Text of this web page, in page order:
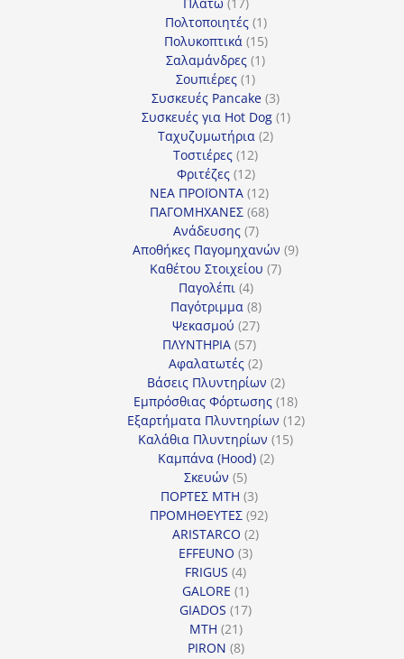
προϊόντα
Πολτοποιητές 11
προϊόν
Πολυκοπτικά 1515
προϊόντα
Σαλαμάνδρες 11
Σουπιέρες 11
προϊόν
Συσκευές Pancake 33
προϊόντα
Συσκευές για Hot Dog 11
Ταχυζυμωτήρια 22
Τοστιέρες 1212
προϊόντα
Φριτέζες 1212
προϊόντα
ΝΕΑ ΠΡΟΪΟΝΤΑ 1212
προϊόντα
ΠΑΓΟΜΗΧΑΝΕΣ 6868
Ανάδευσης 77
προϊόντα
Αποθήκες Παγομηχανών 99
Καθέτου Στοιχείου 77
Παγολέπι 44
προϊόντα
Παγότριμμα 88
προϊόντα
Ψεκασμού 2727
προϊόντα
ΠΛΥΝΤΗΡΙΑ 5757
προϊόντα
Αφαλατωτές 22
προϊόντα
Βάσεις Πλυντηρίων 22
προϊόντα
Εμπρόσθιας Φόρτωσης 1818
προϊόντα
Εξαρτήματα Πλυντηρίων 1212
Καλάθια Πλυντηρίων 1515
Καμπάνα (Hood) 22
Σκευών 55
προϊόντα
ΠΟΡΤΕΣ MTH 33
προϊόντα
ΠΡΟΜΗΘΕΥΤΕΣ 9292
ARISTARCO 22
EFFEUNO 33
FRIGUS 44
προϊόντα
GALORE 11
προϊόν
GIADOS 1717
MTH 2121
προϊόντα
PIRON 88